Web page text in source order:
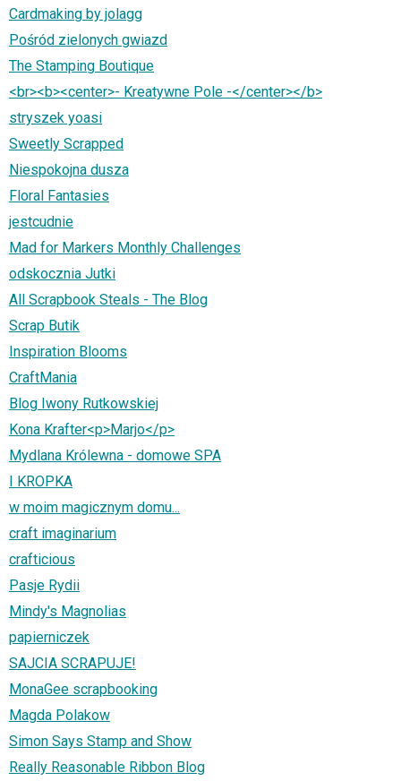
Cardmaking by jolagg
Pośród zielonych gwiazd
The Stamping Boutique
<br><b><center>- Kreatywne Pole -</center></b>
stryszek yoasi
Sweetly Scrapped
Niespokojna dusza
Floral Fantasies
jestcudnie
Mad for Markers Monthly Challenges
odskocznia Jutki
All Scrapbook Steals - The Blog
Scrap Butik
Inspiration Blooms
CraftMania
Blog Iwony Rutkowskiej
Kona Krafter<p>Marjo</p>
Mydlana Królewna - domowe SPA
I KROPKA
w moim magicznym domu...
craft imaginarium
crafticious
Pasje Rydii
Mindy's Magnolias
papierniczek
SAJCIA SCRAPUJE!
MonaGee scrapbooking
Magda Polakow
Simon Says Stamp and Show
Really Reasonable Ribbon Blog